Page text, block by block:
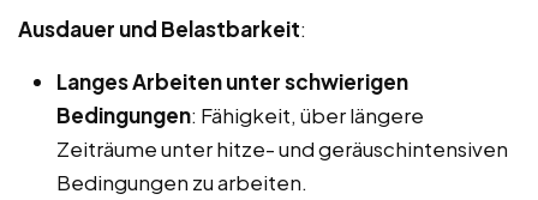
Ausdauer und Belastbarkeit:
Langes Arbeiten unter schwierigen
Bedingungen: Fähigkeit, über längere
Zeiträume unter hitze- und geräuschintensiven
Bedingungen zu arbeiten.